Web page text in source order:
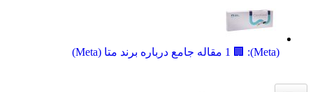
(Meta): 🏢 1 مقاله جامع درباره برند متا (Meta)